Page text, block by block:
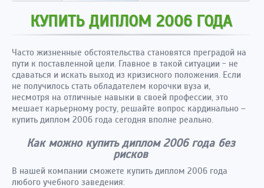
КУПИТЬ ДИПЛОМ 2006 ГОДА
Часто жизненные обстоятельства становятся преградой на
пути к поставленной цели. Главное в такой ситуации - не
сдаваться и искать выход из кризисного положения. Если
не получилось стать обладателем корочки вуза и,
несмотря на отличные навыки в своей профессии, это
мешает карьерному росту, решайте вопрос кардинально –
купить диплом 2006 года сегодня вполне реально.
Как можно купить диплом 2006 года без
рисков
В нашей компании сможете купить диплом 2006 года
любого учебного заведения: